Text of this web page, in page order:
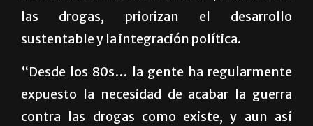
las drogas, priorizan el desarrollo
sustentable y la integración política.
“Desde los 80s… la gente ha regularmente
expuesto la necesidad de acabar la guerra
contra las drogas como existe, y aun así